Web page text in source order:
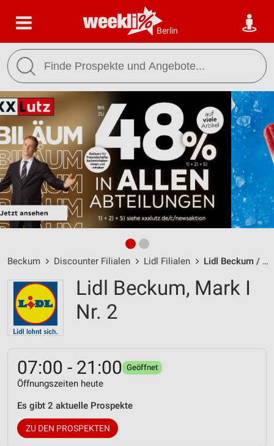
Berlin
Beckum Discounter Filialen Lidl Filialen Lidl Beckum / Mark I Nr. 2 - Öffnungszeiten & Adresse
Lidl Beckum, Mark I
Nr. 2
07:00 - 21:00 Geöffnet
Öffnungszeiten heute
Es gibt 2 aktuelle Prospekte
ZU DEN PROSPEKTEN